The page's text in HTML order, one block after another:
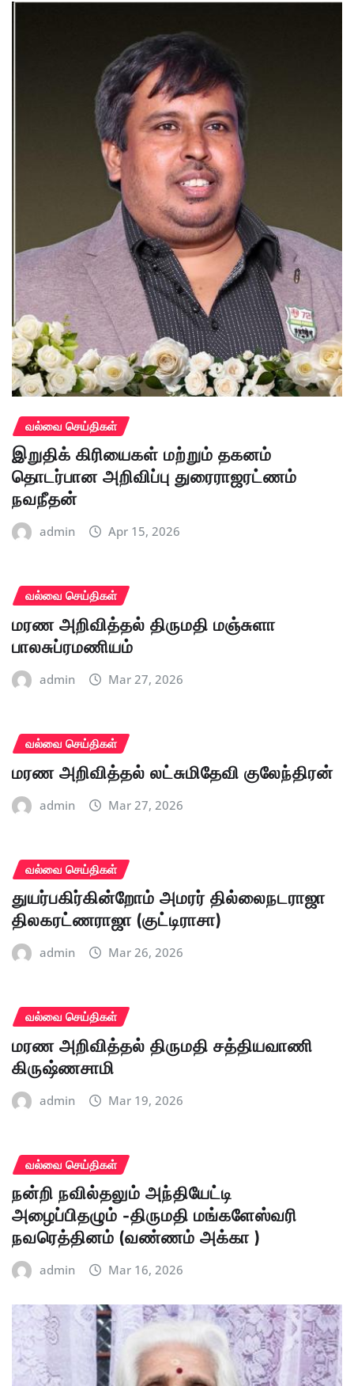
வல்வை செய்திகள்
இறுதிக் கிரியைகள் மற்றும் தகனம்
தொடர்பான அறிவிப்பு துரைராஜரட்ணம்
நவநீதன்
admin Apr 15, 2026
வல்வை செய்திகள்
மரண அறிவித்தல் திருமதி மஞ்சுளா
பாலசுப்ரமணியம்
admin Mar 27, 2026
வல்வை செய்திகள்
மரண அறிவித்தல் லட்சுமிதேவி குலேந்திரன்
admin Mar 27, 2026
வல்வை செய்திகள்
துயர்பகிர்கின்றோம் அமரர் தில்லைநடராஜா
திலகரட்ணராஜா (குட்டிராசா)
admin Mar 26, 2026
வல்வை செய்திகள்
மரண அறிவித்தல் திருமதி சத்தியவாணி
கிருஷ்ணசாமி
admin Mar 19, 2026
வல்வை செய்திகள்
நன்றி நவில்தலும் அந்தியேட்டி
அழைப்பிதழும் -திருமதி மங்களேஸ்வரி
நவரெத்தினம் (வண்ணம் அக்கா )
admin Mar 16, 2026